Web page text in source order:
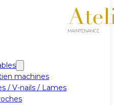
machines
/ V-nails / Lames